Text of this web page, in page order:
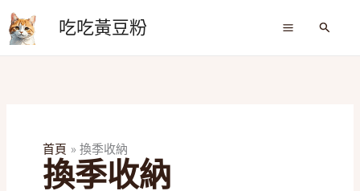
至
主
吃吃黃豆粉
搜
首頁 換季收納
換季收納